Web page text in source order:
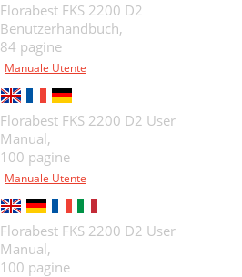
Florabest FKS 2200 D2
Benutzerhandbuch,
84 pagine
Manuale Utente
Florabest FKS 2200 D2 User
Manual,
100 pagine
Manuale Utente
Florabest FKS 2200 D2 User
Manual,
100 pagine